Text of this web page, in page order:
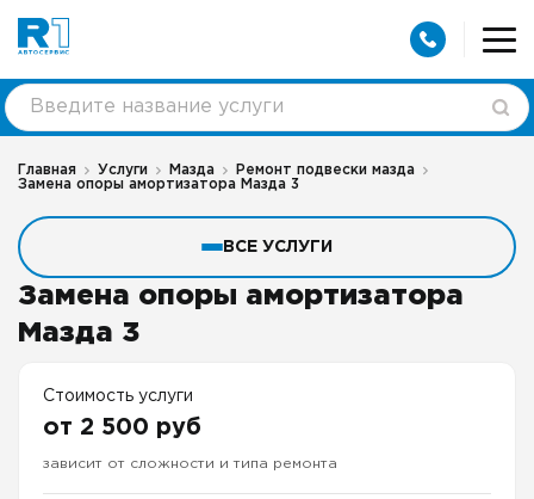
Главная Услуги Мазда
Ремонт подвески мазда
Замена опоры амортизатора Мазда 3
ВСЕ УСЛУГИ
Замена опоры амортизатора
Мазда 3
Стоимость услуги
от 2 500 руб
зависит от сложности и типа ремонта